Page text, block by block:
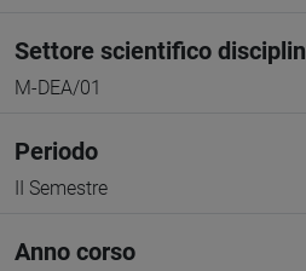
Settore scientifico
M-DEA/01
Periodo
II Semestre
Anno corso